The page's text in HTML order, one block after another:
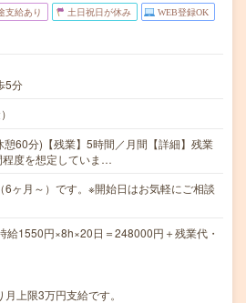
支給あり 土日祝日が休み WEB登録OK
5分
60分)【残業】5時間／月間【詳細】残業
度を想定していま…
6ヶ月～）です。※開始日はお気軽にご相談
給1550円×8h×20日＝248000円＋残業代・
上限3万円支給です。